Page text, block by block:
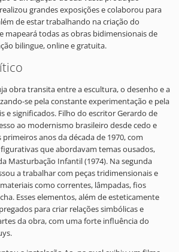
grandes exposições e colaborou para
de estar trabalhando na criação do
mapeará todas as obras bidimensionais de
bilingue, online e gratuita.
obra transita entre a escultura, o desenho e a
se pela constante experimentação e pela
e significados. Filho do escritor Gerardo de
ao modernismo brasileiro desde cedo e
anos da década de 1970, com
que abordavam temas ousados,
Masturbação Infantil (1974). Na segunda
a trabalhar com peças tridimensionais e
como correntes, lâmpadas, fios
Esses elementos, além de esteticamente
para criar relações simbólicas e
da obra, com uma forte influência do